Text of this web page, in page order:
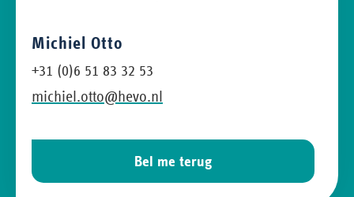
Michiel Otto
+31 (0)6 51 83 32 53
michiel.otto@hevo.nl
Bel me terug